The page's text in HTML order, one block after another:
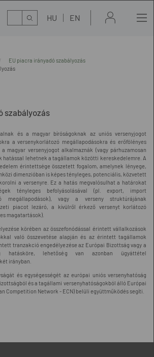
Kereső HU EN
EU piacra irányadó szabályozás
szabályozás
és a magyar bíróságoknak az uniós versenyjogot
a versenykorlátozó megállapodásokra és erőfölényes
magyar versenyjogot alkalmaznák (vagy párhuzamosan
hatással lehetnek a tagállamok közötti kereskedelemre. A
érintettsége összetett fogalom, amelynek lényege,
dimenzióban is képes tényleges, potenciális, közvetett
a versenyre. Ez a hatás megvalósulhat a határokat
tényleges befolyásolásával (pl. export, import
megállapodások), vagy a verseny struktúrájának
piacot lezáró, a kívülről érkező versenyt korlátozó
magatartások).
körében az összefonódással érintett vállalkozások
való összevetése alapján és az érintett tagállamok
tranzakció engedélyezése az Európai Bizottság vagy a
hatásköre, lehetőség van azonban ügyáttétel
irányban.
és egységességét az európai uniós versenyhatóság
és a tagállami versenyhatóságokból álló Európai
Competition Network - ECN) belüli együttműködés segíti.